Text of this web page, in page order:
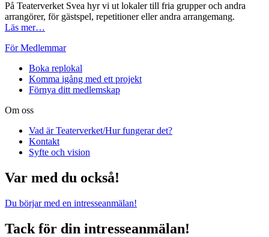
På Teaterverket Svea hyr vi ut lokaler till fria grupper och andra
arrangörer, för gästspel, repetitioner eller andra arrangemang.
Läs mer…
För Medlemmar
Boka replokal
Komma igång med ett projekt
Förnya ditt medlemskap
Om oss
Vad är Teaterverket/Hur fungerar det?
Kontakt
Syfte och vision
Var med du också!
Du börjar med en intresseanmälan!
Tack för din intresseanmälan!